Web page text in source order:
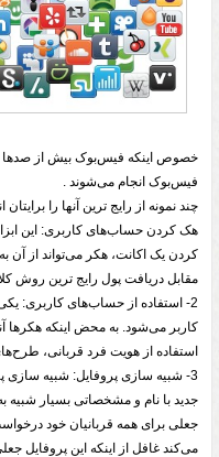
خصوص اینکه فیس‌بوک بیش از صدها
فیس‌بوک انجام می‌شوند .
چند نمونه از رایج ترین آنها را
هک کردن حساب‌های کاربری: این
کردن یک اکانت، هکر می‌تواند از آن
مقابل دریافت پول رایج ترین روش
2- استفاده از حساب‌های کاربری:
کاربر می‌شود. به محض اینکه هکرها
استفاده از هویت فرد قربانی،
3- شبیه سازی پروفایل: شبیه
جدید با نام و مشخصاتی بسیار شبیه
جعلی برای همه قربانیان خود
می‌کند غافل از اینکه این پروفایل